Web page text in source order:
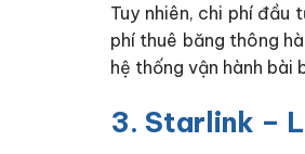
Tuy nhiên, chi phí đầu
phí thuê băng thông
hệ thống vận hành bài
3. Starlink –